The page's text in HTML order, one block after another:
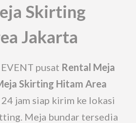
Skirting
Jakarta
EVENT pusat Rental Meja
Skirting Hitam Area
24 jam siap kirim ke lokasi
Meja bundar tersedia